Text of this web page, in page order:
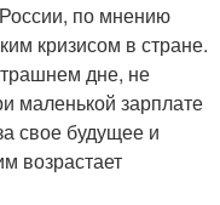
по мнению
кризисом в стране.
дне, не
маленькой зарплате
свое будущее и
возрастает